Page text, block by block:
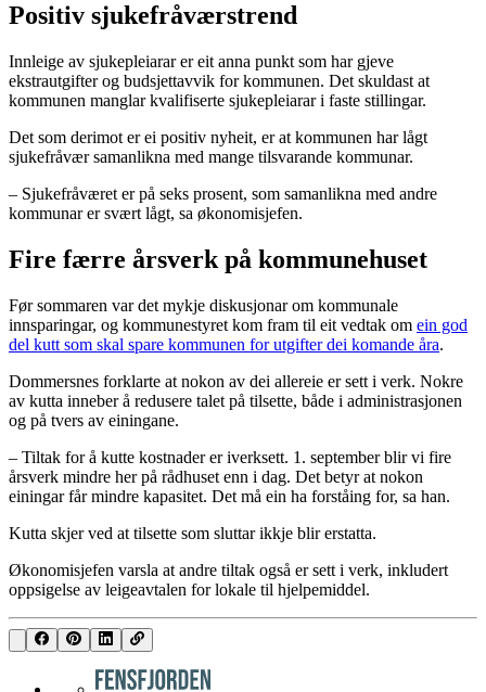
Positiv sjukefråværstrend
Innleige av sjukepleiarar er eit anna punkt som har gjeve
ekstrautgifter og budsjettavvik for kommunen. Det skuldast at
kommunen manglar kvalifiserte sjukepleiarar i faste stillingar.
Det som derimot er ei positiv nyheit, er at kommunen har lågt
sjukefråvær samanlikna med mange tilsvarande kommunar.
– Sjukefråværet er på seks prosent, som samanlikna med andre
kommunar er svært lågt, sa økonomisjefen.
Fire færre årsverk på kommunehuset
Før sommaren var det mykje diskusjonar om kommunale
innsparingar, og kommunestyret kom fram til eit vedtak om ein god
del kutt som skal spare kommunen for utgifter dei komande åra.
Dommersnes forklarte at nokon av dei allereie er sett i verk. Nokre
av kutta inneber å redusere talet på tilsette, både i administrasjonen
og på tvers av einingane.
– Tiltak for å kutte kostnader er iverksett. 1. september blir vi fire
årsverk mindre her på rådhuset enn i dag. Det betyr at nokon
einingar får mindre kapasitet. Det må ein ha forståing for, sa han.
Kutta skjer ved at tilsette som sluttar ikkje blir erstatta.
Økonomisjefen varsla at andre tiltak også er sett i verk, inkludert
oppsigelse av leigeavtalen for lokale til hjelpemiddel.